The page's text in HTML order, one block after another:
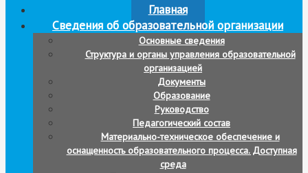
Главная
Сведения об образовательной организации
Основные сведения
Структура и органы управления образовательной
организацией
Документы
Образование
Руководство
Педагогический состав
Материально-техническое обеспечение и
оснащенность образовательного процесса. Доступная
среда